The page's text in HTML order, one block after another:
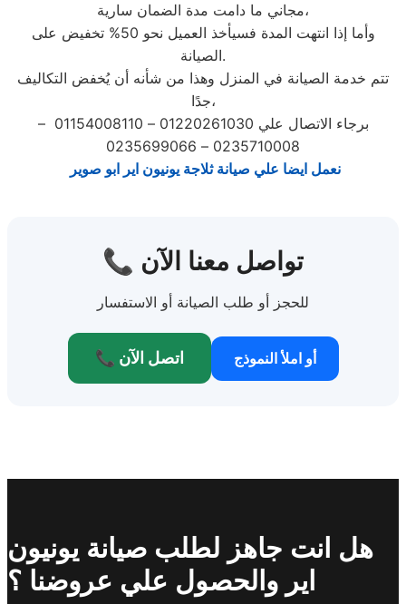
مجاني ما دامت مدة الضمان سارية،
وأما إذا انتهت المدة فسيأخذ العميل نحو 50% تخفيض على
الصيانة.
تتم خدمة الصيانة في المنزل وهذا من شأنه أن يُخفض التكاليف
جدًا،
برجاء الاتصال علي 01220261030 – 01154008110 –
0235710008 – 0235699066
نعمل ايضا علي صيانة ثلاجة يونيون اير ابو صوير
📞 تواصل معنا الآن
للحجز أو طلب الصيانة أو الاستفسار
📞 اتصل الآن أو املأ النموذج
هل انت جاهز لطلب صيانة يونيون
اير والحصول علي عروضنا ؟